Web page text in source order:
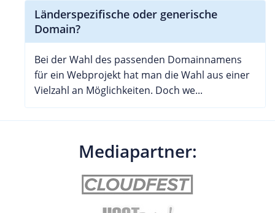
Länderspezifische oder generische
Domain?
Bei der Wahl des passenden Domainnamens
für ein Webprojekt hat man die Wahl aus einer
Vielzahl an Möglichkeiten. Doch we...
Mediapartner: